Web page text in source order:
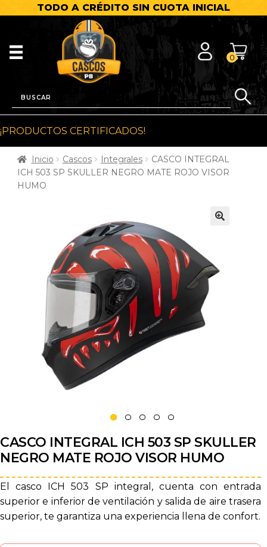
TODO A CRÉDITO SIN CUOTA INICIAL
0
¡PRODUCTOS CERTIFICADOS!
Inicio Cascos Integrales
CASCO INTEGRAL
ICH 503 SP SKULLER NEGRO MATE ROJO VISOR
HUMO
CASCO INTEGRAL ICH 503 SP SKULLER
NEGRO MATE ROJO VISOR HUMO
El casco ICH 503 SP integral, cuenta con entrada
superior e inferior de ventilación y salida de aire trasera
superior, te garantiza una experiencia llena de confort.